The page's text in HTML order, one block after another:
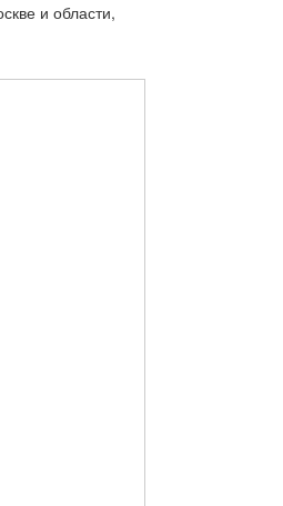
и области,